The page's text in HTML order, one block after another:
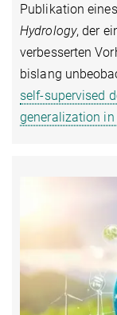
Publikation
Hydrology, der
verbesserten
bislang
self-supervised
generalization